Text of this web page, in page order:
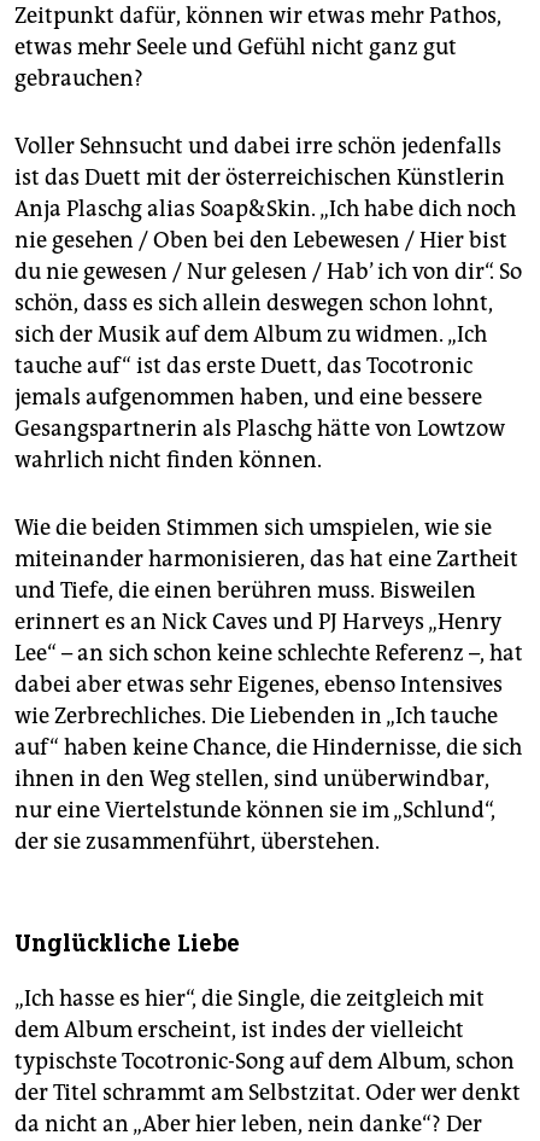
Zeitpunkt dafür, können wir etwas mehr Pathos,
etwas mehr Seele und Gefühl nicht ganz gut
gebrauchen?
Voller Sehnsucht und dabei irre schön jedenfalls
ist das Duett mit der österreichischen Künstlerin
Anja ­Plaschg alias Soap&Skin. „Ich habe dich noch
nie gesehen / Oben bei den Lebewesen / Hier bist
du nie gewesen / Nur gelesen / Hab’ ich von dir“. So
schön, dass es sich allein deswegen schon lohnt,
sich der Musik auf dem Album zu widmen. „Ich
tauche auf“ ist das erste Duett, das Tocotronic
jemals aufgenommen haben, und eine bessere
Gesangspartnerin als Plaschg hätte von Lowtzow
wahrlich nicht finden können.
Wie die beiden Stimmen sich umspielen, wie sie
miteinander harmonisieren, das hat eine Zartheit
und Tiefe, die einen berühren muss. Bisweilen
erinnert es an Nick Caves und PJ Harveys „Henry
Lee“ – an sich schon keine schlechte Referenz –, hat
dabei aber etwas sehr Eigenes, ebenso Intensives
wie Zerbrechliches. Die Liebenden in „Ich tauche
auf“ haben keine Chance, die Hindernisse, die sich
ihnen in den Weg stellen, sind unüberwindbar,
nur eine Viertelstunde können sie im „Schlund“,
der sie zusammenführt, überstehen.
Unglückliche Liebe
„Ich hasse es hier“, die Single, die zeitgleich mit
dem Album erscheint, ist indes der vielleicht
typischste Tocotronic-Song auf dem Album, schon
der Titel schrammt am Selbstzitat. Oder wer denkt
da nicht an „Aber hier leben, nein danke“? Der